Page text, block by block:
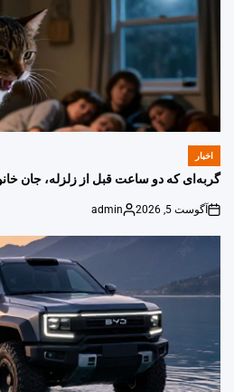
POSTED
IN
اخبار
گربه‌ای که دو ساعت قبل از زلزله، جان
on
آگوست 5, 2026
Posted
admin